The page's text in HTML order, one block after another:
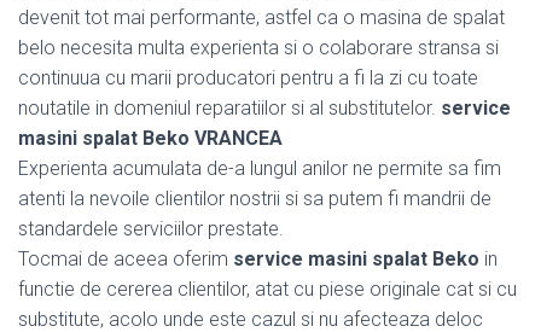
devenit tot mai performante, astfel ca o masina de spalat
belo necesita multa experienta si o colaborare stransa si
continuua cu marii producatori pentru a fi la zi cu toate
noutatile in domeniul reparatiilor si al substitutelor. service
masini spalat Beko VRANCEA
Experienta acumulata de-a lungul anilor ne permite sa fim
atenti la nevoile clientilor nostrii si sa putem fi mandrii de
standardele serviciilor prestate.
Tocmai de aceea oferim service masini spalat Beko in
functie de cererea clientilor, atat cu piese originale cat si cu
substitute, acolo unde este cazul si nu afecteaza deloc